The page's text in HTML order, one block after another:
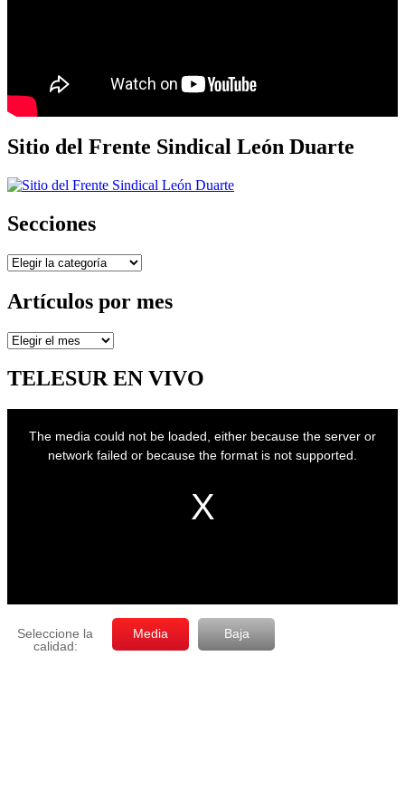
Sitio del Frente Sindical León Duarte
Secciones
Secciones
Artículos por mes
Artículos
mes
TELESUR EN VIVO